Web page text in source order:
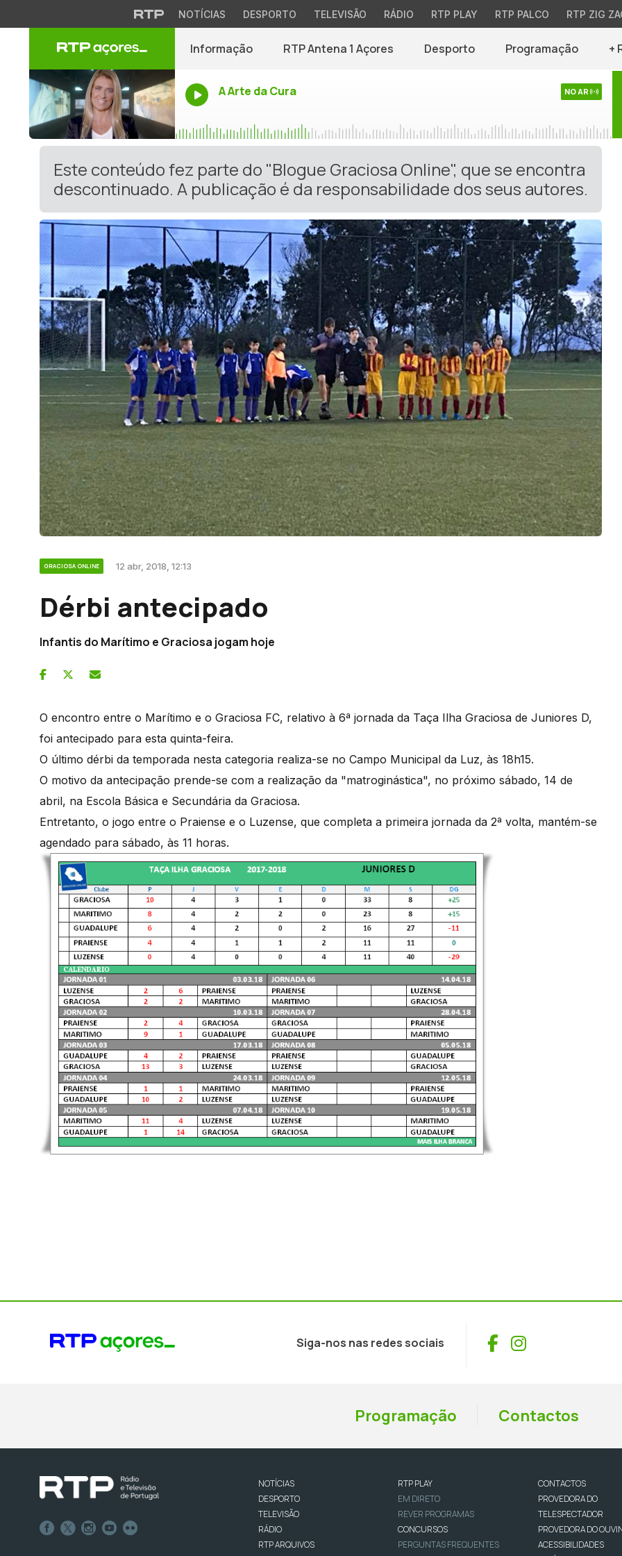
NOTÍCIAS DESPORTO TELEVISÃO RÁDIO RTP PLAY RTP PALCO RTP ZIG
Informação RTP Antena 1 Açores Desporto Programação +
A Arte da Cura NO AR
Este conteúdo fez parte do "Blogue Graciosa Online", que se encontra
descontinuado. A publicação é da responsabilidade dos seus autores.
GRACIOSA ONLINE 12 abr, 2018, 12:13
Dérbi antecipado
Infantis do Marítimo e Graciosa jogam hoje
O encontro entre o Marítimo e o Graciosa FC, relativo à 6ª jornada da Taça Ilha Graciosa de Juniores D,
foi antecipado para esta quinta-feira.
O último dérbi da temporada nesta categoria realiza-se no Campo Municipal da Luz, às 18h15.
O motivo da antecipação prende-se com a realização da "matroginástica", no próximo sábado, 14 de
abril, na Escola Básica e Secundária da Graciosa.
Entretanto, o jogo entre o Praiense e o Luzense, que completa a primeira jornada da 2ª volta, mantém-se
agendado para sábado, às 11 horas.
Siga-nos nas redes sociais Facebook
Instagram
Programação Contactos
NOTÍCIAS
DESPORTO
TELEVISÃO
RÁDIO
RTP ARQUIVOS
RTP PLAY
EM DIRETO
REVER PROGRAMAS
CONCURSOS
PERGUNTAS FREQUENTES
CONTACTOS
PROVEDORA DO
TELESPECTADOR
PROVEDORA DO
ACESSIBILIDADES